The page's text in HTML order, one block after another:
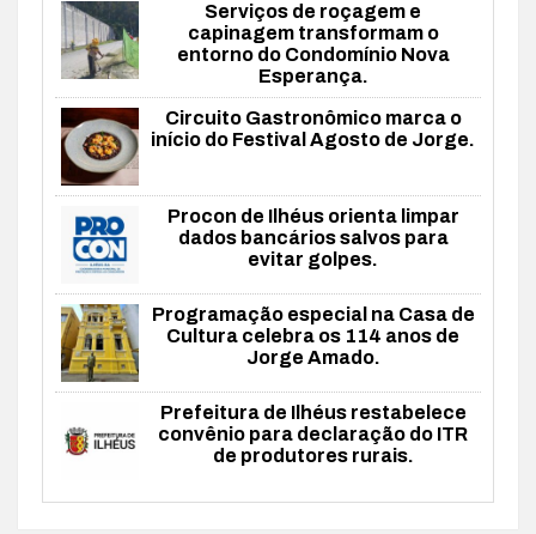
Serviços de roçagem e
capinagem transformam o
entorno do Condomínio Nova
Esperança.
Circuito Gastronômico marca o
início do Festival Agosto de Jorge.
Procon de Ilhéus orienta limpar
dados bancários salvos para
evitar golpes.
Programação especial na Casa de
Cultura celebra os 114 anos de
Jorge Amado.
Prefeitura de Ilhéus restabelece
convênio para declaração do ITR
de produtores rurais.